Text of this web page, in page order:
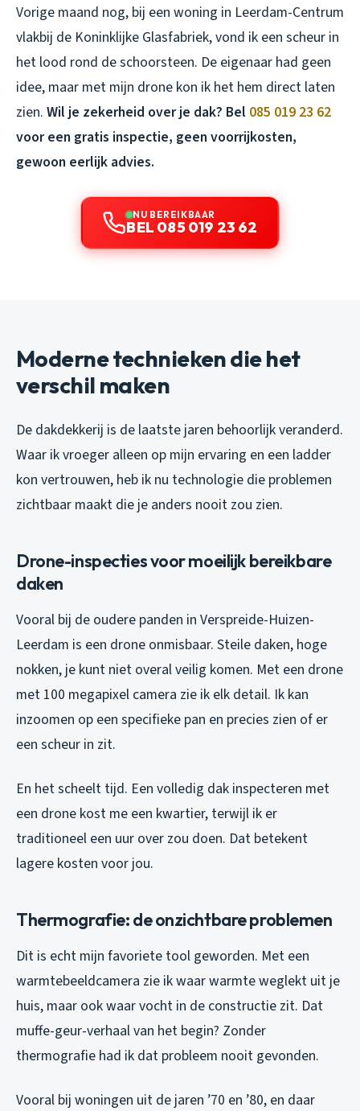
Vorige maand nog, bij een woning in Leerdam-Centrum
vlakbij de Koninklijke Glasfabriek, vond ik een scheur in
het lood rond de schoorsteen. De eigenaar had geen
idee, maar met mijn drone kon ik het hem direct laten
zien. Wil je zekerheid over je dak? Bel 085 019 23 62
voor een gratis inspectie, geen voorrijkosten,
gewoon eerlijk advies.
NU BEREIKBAAR
BEL 085 019 23 62
Moderne technieken die het
verschil maken
De dakdekkerij is de laatste jaren behoorlijk veranderd.
Waar ik vroeger alleen op mijn ervaring en een ladder
kon vertrouwen, heb ik nu technologie die problemen
zichtbaar maakt die je anders nooit zou zien.
Drone-inspecties voor moeilijk bereikbare
daken
Vooral bij de oudere panden in Verspreide-Huizen-
Leerdam is een drone onmisbaar. Steile daken, hoge
nokken, je kunt niet overal veilig komen. Met een drone
met 100 megapixel camera zie ik elk detail. Ik kan
inzoomen op een specifieke pan en precies zien of er
een scheur in zit.
En het scheelt tijd. Een volledig dak inspecteren met
een drone kost me een kwartier, terwijl ik er
traditioneel een uur over zou doen. Dat betekent
lagere kosten voor jou.
Thermografie: de onzichtbare problemen
Dit is echt mijn favoriete tool geworden. Met een
warmtebeeldcamera zie ik waar warmte weglekt uit je
huis, maar ook waar vocht in de constructie zit. Dat
muffe-geur-verhaal van het begin? Zonder
thermografie had ik dat probleem nooit gevonden.
Vooral bij woningen uit de jaren ’70 en ’80, en daar